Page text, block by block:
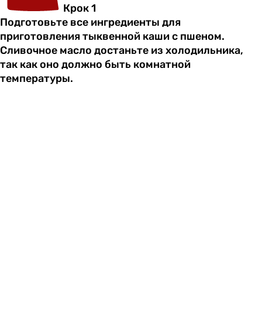
Крок 1
Подготовьте все ингредиенты для
приготовления тыквенной каши с пшеном.
Сливочное масло достаньте из холодильника,
так как оно должно быть комнатной
температуры.